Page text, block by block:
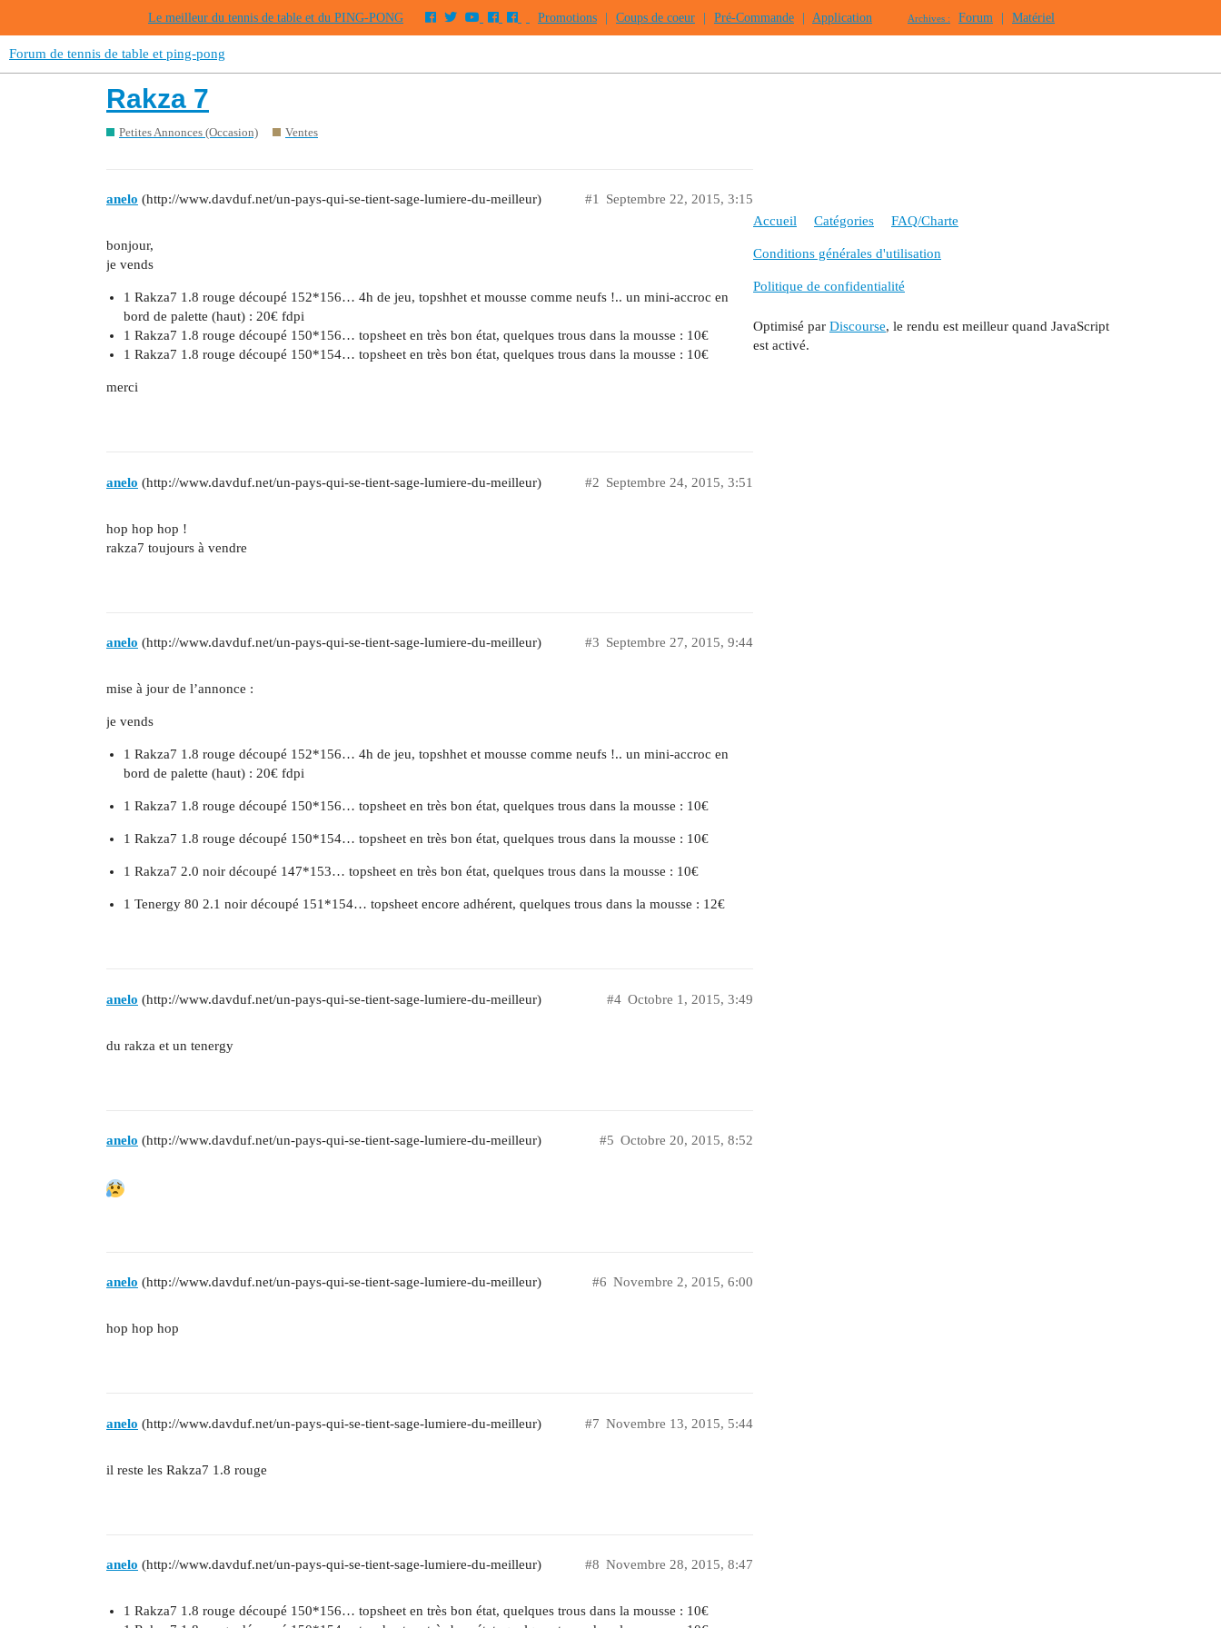
Le meilleur du tennis de table et du PING-PONG Promotions Coups de coeur Pré-Commande Application Archives : Forum Matériel
Forum de tennis de table et ping-pong
Rakza 7
Petites Annonces (Occasion) Ventes
anelo (http://www.davduf.net/un-pays-qui-se-tient-sage-lumiere-du-meilleur) Septembre 22, 2015, 3:15
#1
bonjour,
je vends
1 Rakza7 1.8 rouge découpé 152*156… 4h de jeu, topshhet et mousse comme neufs !.. un mini-accroc en
bord de palette (haut) : 20€ fdpi
1 Rakza7 1.8 rouge découpé 150*156… topsheet en très bon état, quelques trous dans la mousse : 10€
1 Rakza7 1.8 rouge découpé 150*154… topsheet en très bon état, quelques trous dans la mousse : 10€
merci
anelo (http://www.davduf.net/un-pays-qui-se-tient-sage-lumiere-du-meilleur) Septembre 24, 2015, 3:51
#2
hop hop hop !
rakza7 toujours à vendre
anelo (http://www.davduf.net/un-pays-qui-se-tient-sage-lumiere-du-meilleur) Septembre 27, 2015, 9:44
#3
mise à jour de l’annonce :
je vends
1 Rakza7 1.8 rouge découpé 152*156… 4h de jeu, topshhet et mousse comme neufs !.. un mini-accroc en
bord de palette (haut) : 20€ fdpi
1 Rakza7 1.8 rouge découpé 150*156… topsheet en très bon état, quelques trous dans la mousse : 10€
1 Rakza7 1.8 rouge découpé 150*154… topsheet en très bon état, quelques trous dans la mousse : 10€
1 Rakza7 2.0 noir découpé 147*153… topsheet en très bon état, quelques trous dans la mousse : 10€
1 Tenergy 80 2.1 noir découpé 151*154… topsheet encore adhérent, quelques trous dans la mousse : 12€
anelo (http://www.davduf.net/un-pays-qui-se-tient-sage-lumiere-du-meilleur) Octobre 1, 2015, 3:49
#4
du rakza et un tenergy
anelo (http://www.davduf.net/un-pays-qui-se-tient-sage-lumiere-du-meilleur) Octobre 20, 2015, 8:52
#5
anelo (http://www.davduf.net/un-pays-qui-se-tient-sage-lumiere-du-meilleur) Novembre 2, 2015, 6:00
#6
hop hop hop
anelo (http://www.davduf.net/un-pays-qui-se-tient-sage-lumiere-du-meilleur) Novembre 13, 2015, 5:44
#7
il reste les Rakza7 1.8 rouge
anelo (http://www.davduf.net/un-pays-qui-se-tient-sage-lumiere-du-meilleur) Novembre 28, 2015, 8:47
#8
1 Rakza7 1.8 rouge découpé 150*156… topsheet en très bon état, quelques trous dans la mousse : 10€
Accueil Catégories FAQ/Charte
Conditions générales d'utilisation
Politique de confidentialité
Optimisé par Discourse, le rendu est meilleur quand JavaScript
est activé.